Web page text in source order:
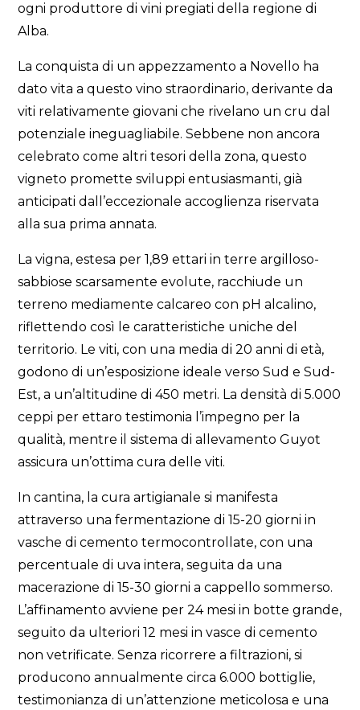
ogni produttore di vini pregiati della regione di
Alba.
La conquista di un appezzamento a Novello ha
dato vita a questo vino straordinario, derivante da
viti relativamente giovani che rivelano un cru dal
potenziale ineguagliabile. Sebbene non ancora
celebrato come altri tesori della zona, questo
vigneto promette sviluppi entusiasmanti, già
anticipati dall’eccezionale accoglienza riservata
alla sua prima annata.
La vigna, estesa per 1,89 ettari in terre argilloso-
sabbiose scarsamente evolute, racchiude un
terreno mediamente calcareo con pH alcalino,
riflettendo così le caratteristiche uniche del
territorio. Le viti, con una media di 20 anni di età,
godono di un’esposizione ideale verso Sud e Sud-
Est, a un’altitudine di 450 metri. La densità di 5.000
ceppi per ettaro testimonia l’impegno per la
qualità, mentre il sistema di allevamento Guyot
assicura un’ottima cura delle viti.
In cantina, la cura artigianale si manifesta
attraverso una fermentazione di 15-20 giorni in
vasche di cemento termocontrollate, con una
percentuale di uva intera, seguita da una
macerazione di 15-30 giorni a cappello sommerso.
L’affinamento avviene per 24 mesi in botte grande,
seguito da ulteriori 12 mesi in vasce di cemento
non vetrificate. Senza ricorrere a filtrazioni, si
producono annualmente circa 6.000 bottiglie,
testimonianza di un’attenzione meticolosa e una